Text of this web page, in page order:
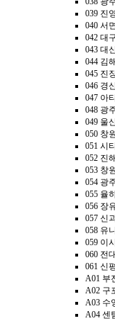
039 진
040 서
042 대
043 대
044 김
045 진
046 경
047 아
048 광
049 울
050 창
051 시
052 진
053 창
054 광
055 율
056 장
057 신
058 유
059 이
060 전
061 신
A01 부
A02 구
A03 수
A04 센